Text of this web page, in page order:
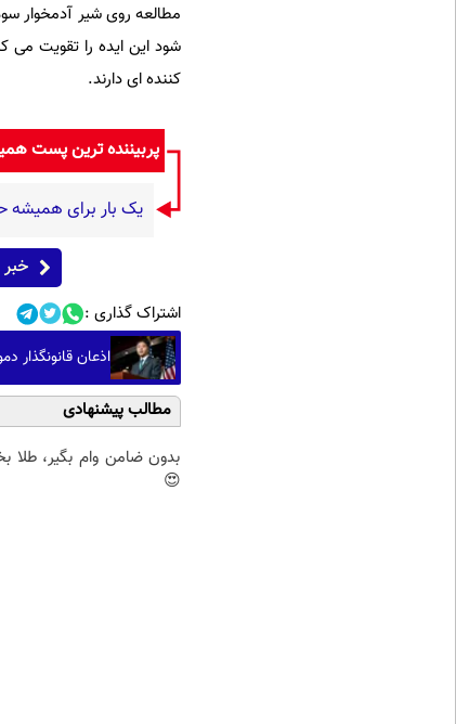
مطالعه روی شیر آدمخوار
شود این ایده را تقویت می
کننده ای دارند.
پربیننده ترین پست
یک بار برای همیشه
اشتراک گذاری :
اذعان قانونگذار
مطالب پیشنهادی
بدون ضامن وام بگیر، طلا
😍